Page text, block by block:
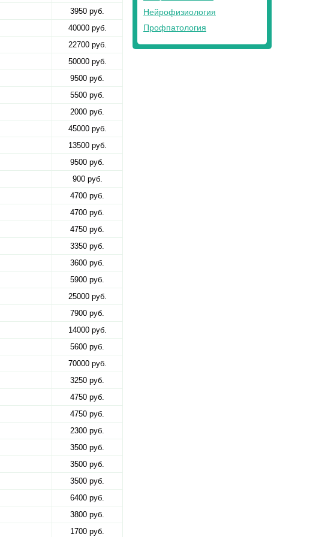
3950 руб.
40000 руб.
22700 руб.
50000 руб.
9500 руб.
5500 руб.
2000 руб.
45000 руб.
13500 руб.
9500 руб.
900 руб.
4700 руб.
4700 руб.
4750 руб.
3350 руб.
3600 руб.
5900 руб.
25000 руб.
7900 руб.
14000 руб.
5600 руб.
70000 руб.
3250 руб.
4750 руб.
4750 руб.
2300 руб.
3500 руб.
3500 руб.
3500 руб.
6400 руб.
3800 руб.
1700 руб.
Нейрофизиология
Профпатология